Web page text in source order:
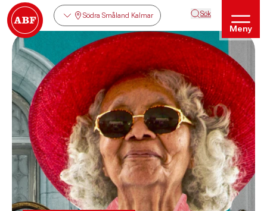
Södra Småland Kalmar Sök
Meny